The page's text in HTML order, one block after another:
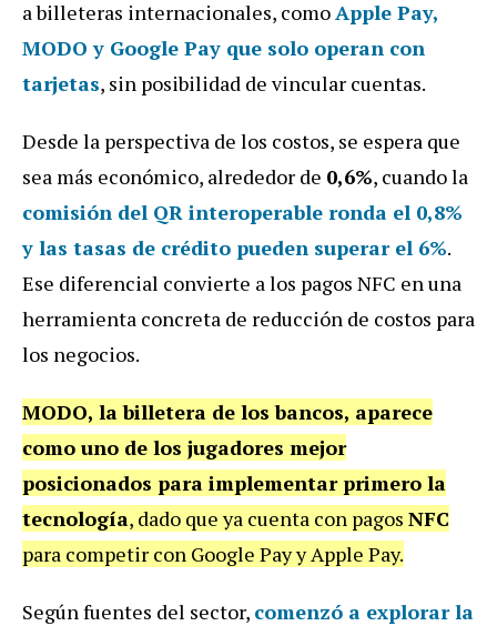
a billeteras internacionales, comoApple Pay,
MODO y Google Pay que solo operan con
tarjetas, sin posibilidad de vincular cuentas.
Desde la perspectiva de los costos, se espera que
sea más económico, alrededor de 0,6%, cuando la
comisión del QR interoperable ronda el 0,8%
y las tasas de crédito pueden superar el 6%.
Ese diferencial convierte a los pagos NFC en una
herramienta concreta de reducción de costos para
los negocios.
MODO, la billetera de los bancos, aparece
como uno de los jugadores mejor
posicionados para implementar primero la
tecnología, dado que ya cuenta con pagos NFC
para competir con Google Pay y Apple Pay.
Según fuentes del sector, comenzó a explorar la